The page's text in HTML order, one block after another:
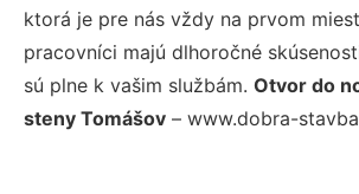
ktorá je pre nás vždy na prvom
pracovníci majú dlhoročné
sú plne k vašim službám. Otvor do
steny Tomášov – www.dobra-